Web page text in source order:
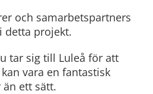
och samarbetspartners
detta projekt.
tar sig till Luleå för att
vara en fantastisk
ett sätt.